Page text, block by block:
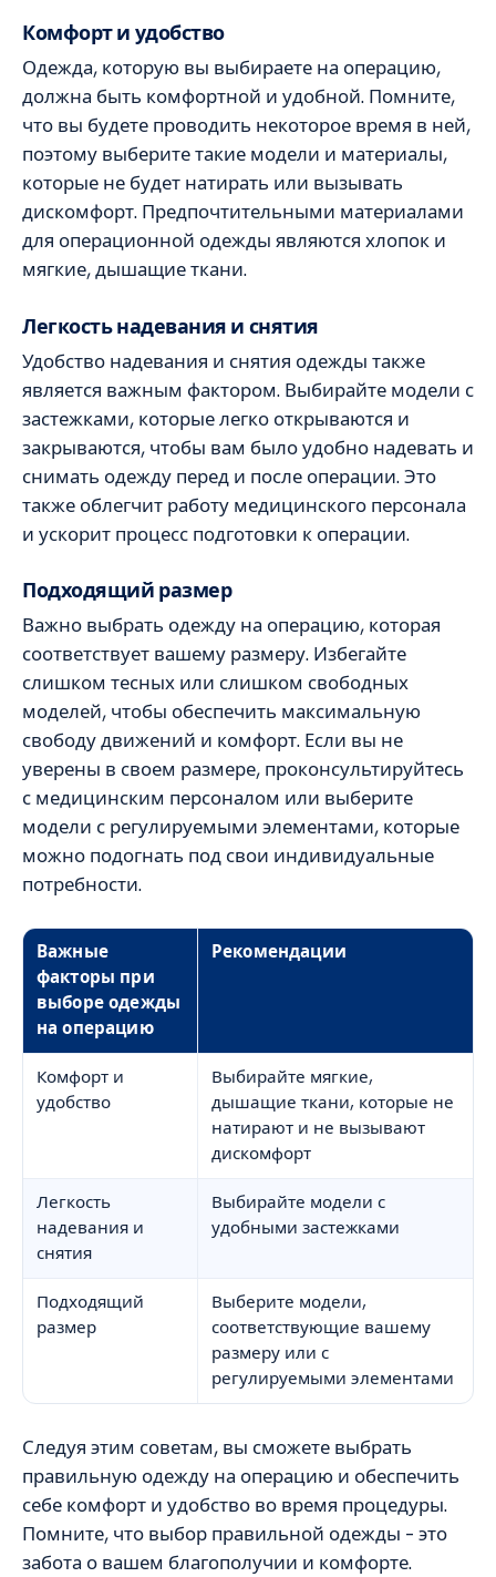
Комфорт и удобство
Одежда, которую вы выбираете на операцию,
должна быть комфортной и удобной. Помните,
что вы будете проводить некоторое время в ней,
поэтому выберите такие модели и материалы,
которые не будет натирать или вызывать
дискомфорт. Предпочтительными материалами
для операционной одежды являются хлопок и
мягкие, дышащие ткани.
Легкость надевания и снятия
Удобство надевания и снятия одежды также
является важным фактором. Выбирайте модели с
застежками, которые легко открываются и
закрываются, чтобы вам было удобно надевать и
снимать одежду перед и после операции. Это
также облегчит работу медицинского персонала
и ускорит процесс подготовки к операции.
Подходящий размер
Важно выбрать одежду на операцию, которая
соответствует вашему размеру. Избегайте
слишком тесных или слишком свободных
моделей, чтобы обеспечить максимальную
свободу движений и комфорт. Если вы не
уверены в своем размере, проконсультируйтесь
с медицинским персоналом или выберите
модели с регулируемыми элементами, которые
можно подогнать под свои индивидуальные
потребности.
Важные
факторы при
выборе одежды
на операцию
Рекомендации
Комфорт и
удобство
Выбирайте мягкие,
дышащие ткани, которые не
натирают и не вызывают
дискомфорт
Легкость
надевания и
снятия
Выбирайте модели с
удобными застежками
Подходящий
размер
Выберите модели,
соответствующие вашему
размеру или с
регулируемыми элементами
Следуя этим советам, вы сможете выбрать
правильную одежду на операцию и обеспечить
себе комфорт и удобство во время процедуры.
Помните, что выбор правильной одежды – это
забота о вашем благополучии и комфорте.